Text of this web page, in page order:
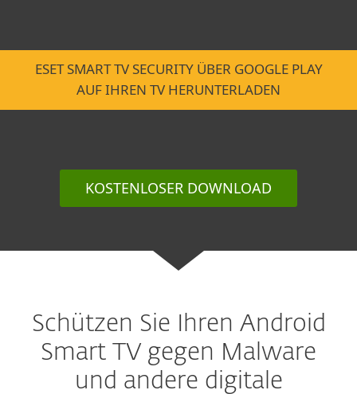
ESET SMART TV SECURITY ÜBER GOOGLE PLAY
AUF IHREN TV HERUNTERLADEN
KOSTENLOSER DOWNLOAD
Schützen Sie Ihren Android
Smart TV gegen Malware
und andere digitale